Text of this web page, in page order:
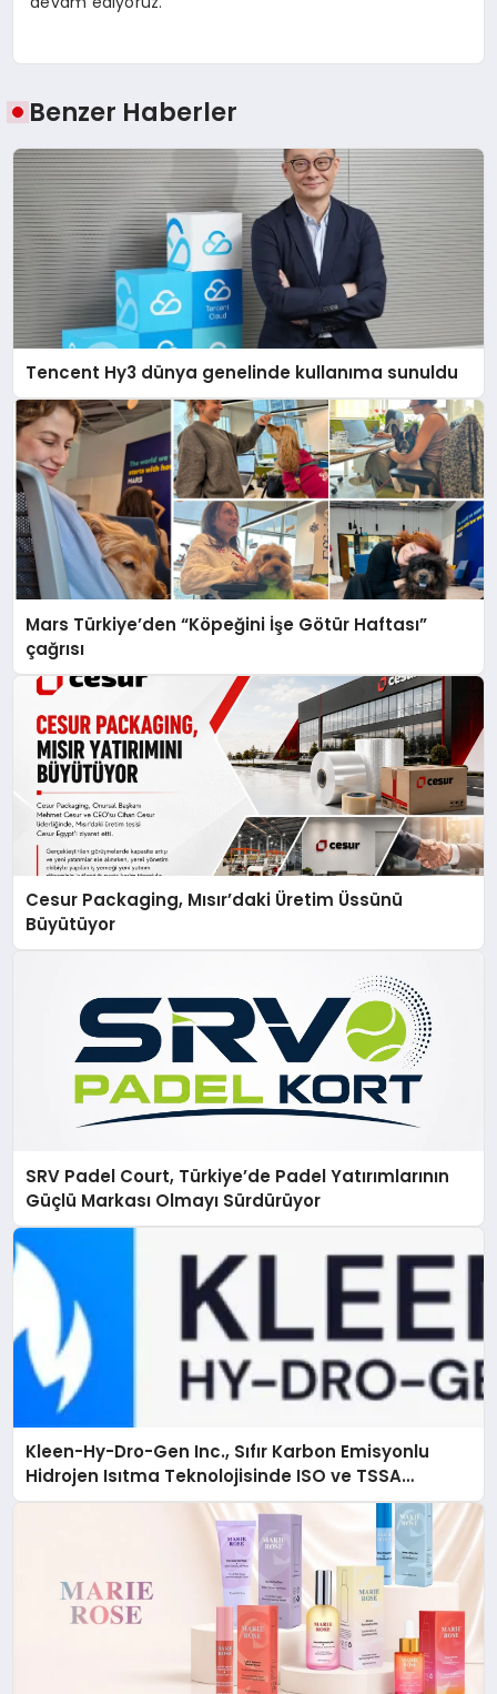
Benzer Haberler
Tencent Hy3 dünya genelinde kullanıma sunuldu
Mars Türkiye’den “Köpeğini İşe Götür Haftası”
çağrısı
Cesur Packaging, Mısır’daki Üretim Üssünü
Büyütüyor
SRV Padel Court, Türkiye’de Padel Yatırımlarının
Güçlü Markası Olmayı Sürdürüyor
Kleen-Hy-Dro-Gen Inc., Sıfır Karbon Emisyonlu
Hidrojen Isıtma Teknolojisinde ISO ve TSSA
Düzenleyici Onaylarını Aldı